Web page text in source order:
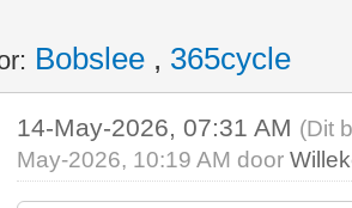
Bobslee , 365cycle
14-May-2026, 07:31 AM (Dit
May-2026, 10:19 AM door